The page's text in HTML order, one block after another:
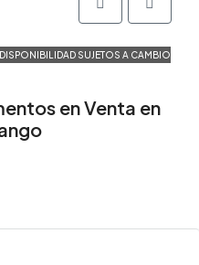
SUJETOS A CAMBIO
en Venta en